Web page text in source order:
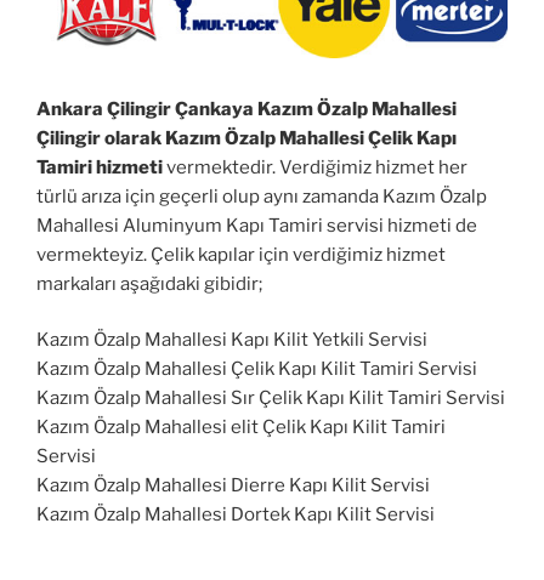
Ankara Çilingir Çankaya Kazım Özalp Mahallesi
Çilingir olarak Kazım Özalp Mahallesi Çelik Kapı
Tamiri hizmetivermektedir. Verdiğimiz hizmet her
türlü arıza için geçerli olup aynı zamanda Kazım Özalp
Mahallesi Aluminyum Kapı Tamiri servisi hizmeti de
vermekteyiz. Çelik kapılar için verdiğimiz hizmet
markaları aşağıdaki gibidir;
Kazım Özalp Mahallesi Kapı Kilit Yetkili Servisi
Kazım Özalp Mahallesi Çelik Kapı Kilit Tamiri Servisi
Kazım Özalp Mahallesi Sır Çelik Kapı Kilit Tamiri Servisi
Kazım Özalp Mahallesi elit Çelik Kapı Kilit Tamiri
Servisi
Kazım Özalp Mahallesi Dierre Kapı Kilit Servisi
Kazım Özalp Mahallesi Dortek Kapı Kilit Servisi